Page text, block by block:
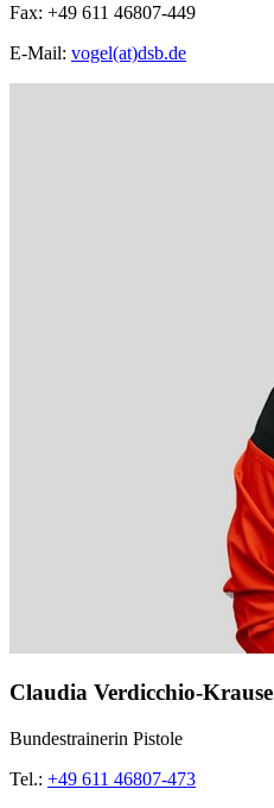
Fax: +49 611 46807-449
E-Mail: vogel(at)dsb.de
Claudia Verdicchio-Krause
Bundestrainerin Pistole
Tel.: +49 611 46807-473